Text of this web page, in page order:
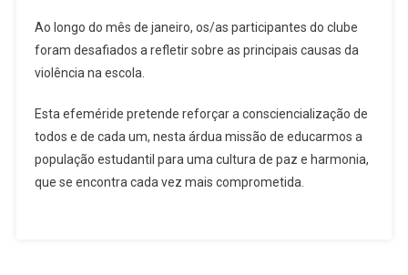
Ao longo do mês de janeiro, os/as participantes do clube
foram desafiados a refletir sobre as principais causas da
violência na escola.
Esta efeméride pretende reforçar a consciencialização de
todos e de cada um, nesta árdua missão de educarmos a
população estudantil para uma cultura de paz e harmonia,
que se encontra cada vez mais comprometida.